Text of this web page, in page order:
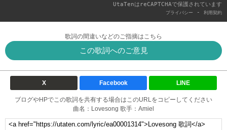
UtaTenはreCAPTCHAで保護されています
プライバシー - 利用契約
歌詞の間違いなどのご指摘はこちら
この歌詞へのご意見
X Facebook LINE
ブログやHPでこの歌詞を共有する場合はこのURLをコピーしてください
曲名：Lovesong 歌手：Amiel